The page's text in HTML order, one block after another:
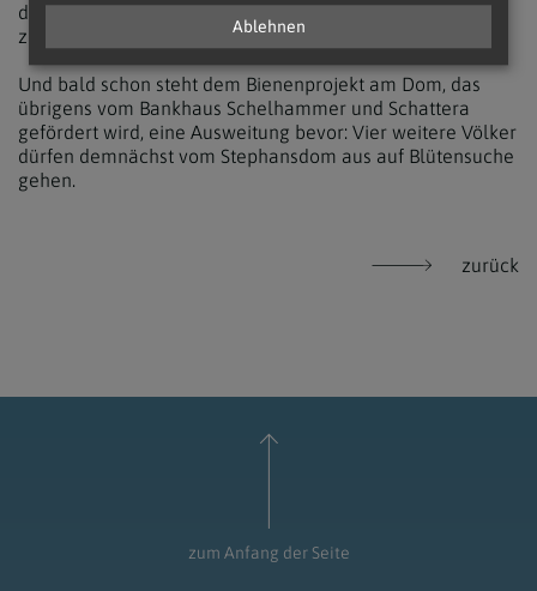
das Kittharz der Bienen – ein natürliches Antibiotikum –
zum Verkauf angeboten werden.
Und bald schon steht dem Bienenprojekt am Dom, das
übrigens vom Bankhaus Schelhammer und Schattera
gefördert wird, eine Ausweitung bevor: Vier weitere Völker
dürfen demnächst vom Stephansdom aus auf Blütensuche
gehen.
zurück
zum Anfang der Seite
Ablehnen